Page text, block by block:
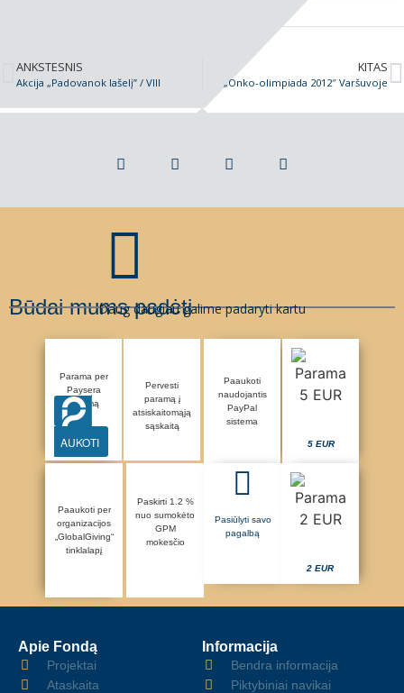
ANKSTESNIS
Akcija „Padovanok lašelį” / VIII
KITAS
„Onko-olimpiada 2012″ Varšuvoje
Būdai mums padėti
Daug daugiau galime padaryti kartu
Parama per
Paysera
sistemą
AUKOTI
Pervesti
paramą į
atsiskaitomąją
sąskaitą
Paaukoti
naudojantis
PayPal
sistema
5 EUR
Paaukoti per
organizacijos
„GlobalGiving“
tinklalapį
Paskirti 1.2 %
nuo sumokėto
GPM
mokesčio
Pasiūlyti savo
pagalbą
2 EUR
Apie Fondą
Projektai
Ataskaita
Informacija
Bendra informacija
Piktybiniai navikai